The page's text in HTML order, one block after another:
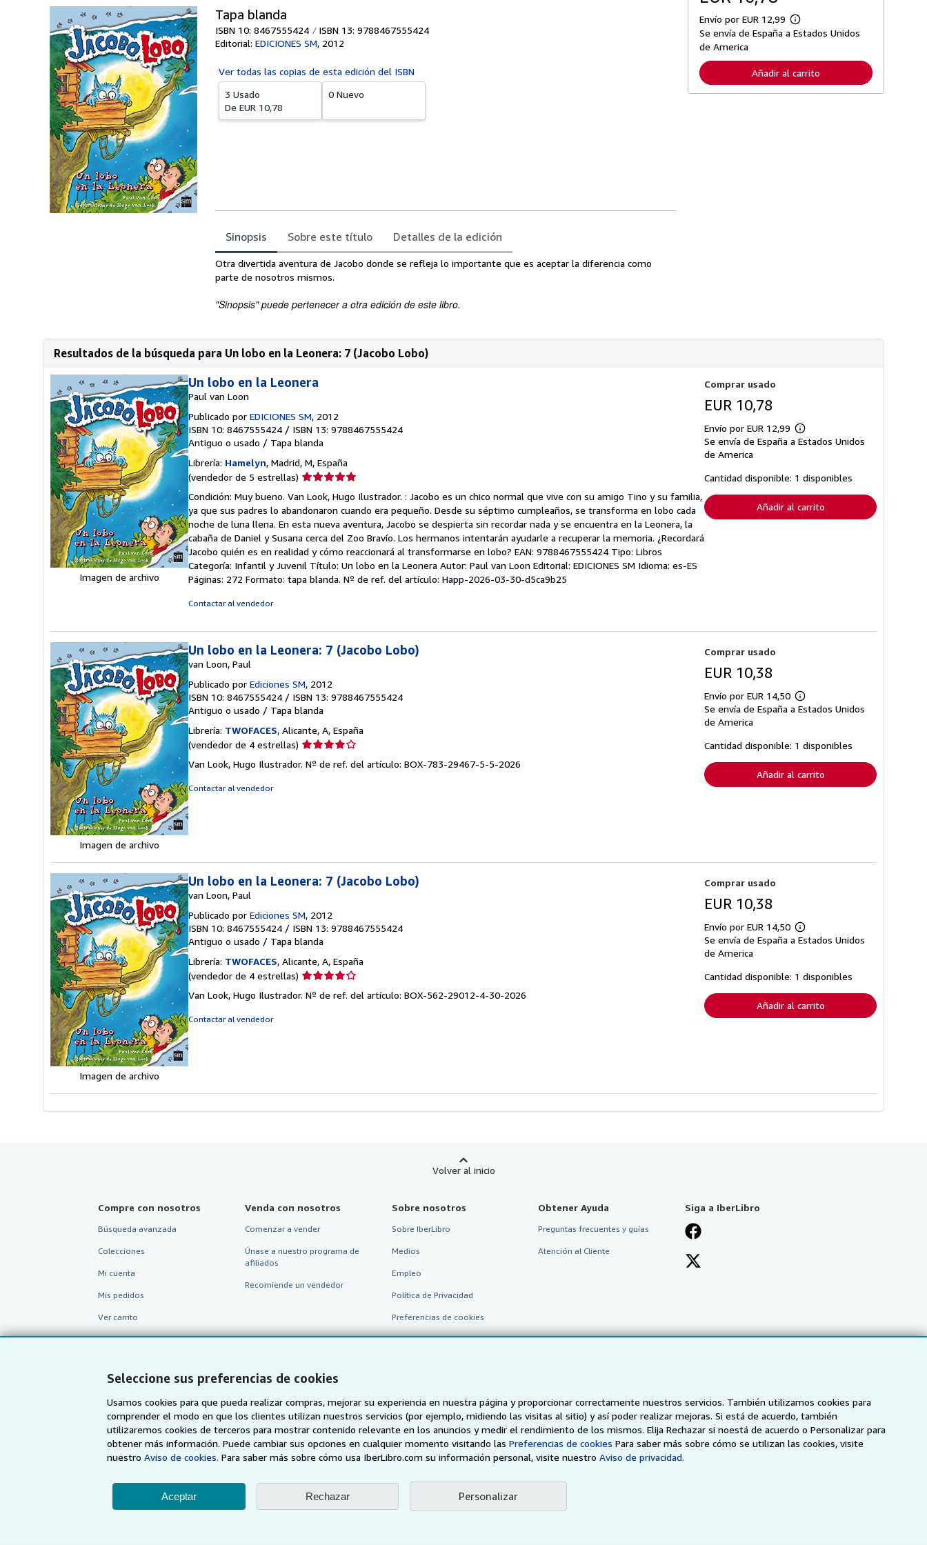
Seleccione sus preferencias de cookies
Usamos cookies para que pueda realizar compras, mejorar su experiencia en nuestra página y proporcionar correctamente nuestros servicios. También utilizamos cookies para
comprender el modo en que los clientes utilizan nuestros servicios (por ejemplo, midiendo las visitas al sitio) y así poder realizar mejoras. Si está de acuerdo, también
utilizaremos cookies de terceros para mostrar contenido relevante en los anuncios y medir el rendimiento de los mismos. Elija Rechazar si noestá de acuerdo o Personalizar para
obtener más información. Puede cambiar sus opciones en cualquier momento visitando las Preferencias de cookies Para saber más sobre cómo se utilizan las cookies, visite
nuestroAviso de cookies. Para saber más sobre cómo usa IberLibro.com su información personal, visite nuestroAviso de privacidad.
Aceptar Rechazar Personalizar
Tapa blanda
ISBN 10: 8467555424 ISBN 13: 9788467555424
Editorial: EDICIONES SM, 2012
Ver todas las copias de esta edición del ISBN
3 Usado
De EUR 10,78
0 Nuevo
Sinopsis Sobre este título Detalles de la edición
Sinopsis
Otra divertida aventura de Jacobo donde se refleja lo importante que es aceptar la diferencia como
parte de nosotros mismos.
"Sinopsis" puede pertenecer a otra edición de este libro.
Envío por EUR 12,99
M
á
f
o
r
Se envía de España a Estados Unidos
de America
Añadir al carrito
Resultados de la búsqueda para Un lobo en la Leonera: 7 (Jacobo Lobo)
Imagen de archivo
Un lobo en la Leonera
Paul van Loon
Publicado por EDICIONES SM, 2012
ISBN 10: 8467555424 / ISBN 13: 9788467555424
Antiguo o usado / Tapa blanda
Librería: Hamelyn, Madrid, M, España
(vendedor de 5 estrellas) Calificación
vendedor:
5
de
5
estrellas
Condición: Muy bueno. Van Look, Hugo Ilustrador. : Jacobo es un chico normal que vive con su amigo Tino y su familia,
ya que sus padres lo abandonaron cuando era pequeño. Desde su séptimo cumpleaños, se transforma en lobo cada
noche de luna llena. En esta nueva aventura, Jacobo se despierta sin recordar nada y se encuentra en la Leonera, la
cabaña de Daniel y Susana cerca del Zoo Bravío. Los hermanos intentarán ayudarle a recuperar la memoria. ¿Recordará
Jacobo quién es en realidad y cómo reaccionará al transformarse en lobo? EAN: 9788467555424 Tipo: Libros
Categoría: Infantil y Juvenil Título: Un lobo en la Leonera Autor: Paul van Loon Editorial: EDICIONES SM Idioma: es-ES
Páginas: 272 Formato: tapa blanda. Nº de ref. del artículo: Happ-2026-03-30-d5ca9b25
Contactar al vendedor
Comprar usado
EUR 10,78
Envío por EUR 12,99
Más
información
tarifas
de
envío
Se envía de España a Estados Unidos
de America
Cantidad disponible: 1 disponibles
Añadir al carrito
Imagen de archivo
Un lobo en la Leonera: 7 (Jacobo Lobo)
van Loon, Paul
Publicado por Ediciones SM, 2012
ISBN 10: 8467555424 / ISBN 13: 9788467555424
Antiguo o usado / Tapa blanda
Librería: TWOFACES, Alicante, A, España
(vendedor de 4 estrellas) Calificación
vendedor:
Van Look, Hugo Ilustrador. Nº de ref. del artículo: BOX-783-29467-5-5-2026
Contactar al vendedor
Comprar usado
EUR 10,38
Envío por EUR 14,50
Más
información
tarifas
de
envío
Se envía de España a Estados Unidos
de America
Cantidad disponible: 1 disponibles
Añadir al carrito
Imagen de archivo
Un lobo en la Leonera: 7 (Jacobo Lobo)
van Loon, Paul
Publicado por Ediciones SM, 2012
ISBN 10: 8467555424 / ISBN 13: 9788467555424
Antiguo o usado / Tapa blanda
Librería: TWOFACES, Alicante, A, España
(vendedor de 4 estrellas) Calificación
vendedor:
Van Look, Hugo Ilustrador. Nº de ref. del artículo: BOX-562-29012-4-30-2026
Contactar al vendedor
Comprar usado
EUR 10,38
Envío por EUR 14,50
Más
información
tarifas
de
envío
Se envía de España a Estados Unidos
de America
Cantidad disponible: 1 disponibles
Añadir al carrito
Volver al inicio
Compre con nosotros
Búsqueda avanzada
Colecciones
Mi cuenta
Mis pedidos
Ver carrito
Venda con nosotros
Comenzar a vender
Únase a nuestro programa de
afiliados
Recomiende un vendedor
Sobre nosotros
Sobre IberLibro
Medios
Empleo
Política de Privacidad
Preferencias de cookies
Aviso de cookies
Obtener Ayuda
Preguntas frecuentes y guías
Atención al Cliente
Siga a IberLibro
AbeBooks.com AbeBooks.co.uk AbeBooks.de AbeBooks.fr AbeBooks Aus/NZ
BookFinder.com